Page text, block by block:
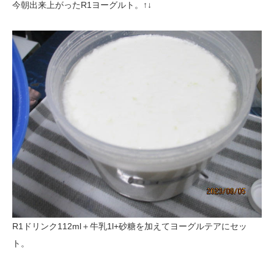
今朝出来上がったR1ヨーグルト。↑↓
R1ドリンク112ml＋牛乳1l+砂糖を加えてヨーグルテアにセッ
ト。